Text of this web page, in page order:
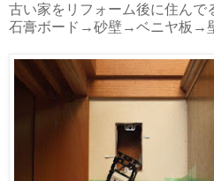
古い家をリフォーム後に住んで
石膏ボード→砂壁→ベニヤ板→